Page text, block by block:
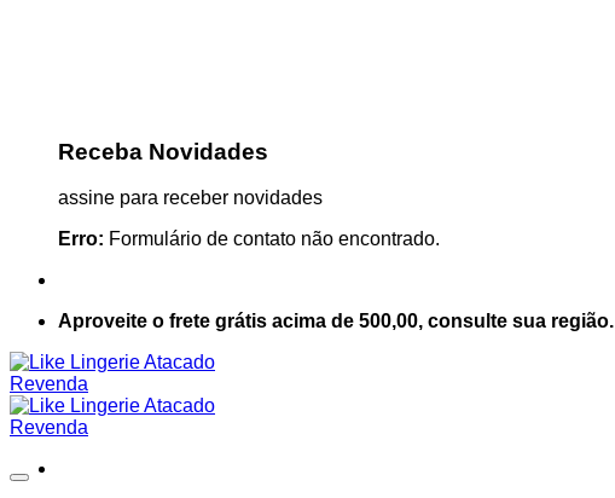
Receba Novidades
assine para receber novidades
Erro: Formulário de contato não encontrado.
Aproveite o frete grátis acima de 500,00, consulte sua região.